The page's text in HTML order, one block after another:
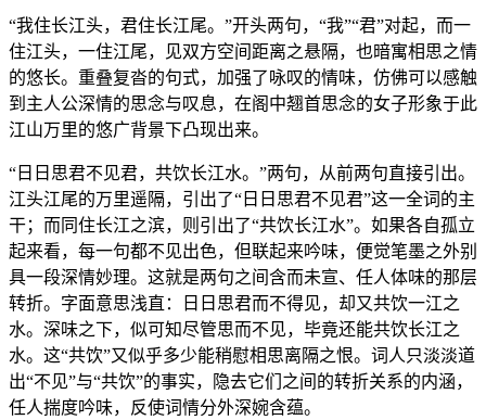
“我住长江头，君住长江尾。”开头两句，“我”“君”对起，而一
住江头，一住江尾，见双方空间距离之悬隔，也暗寓相思之情
的悠长。重叠复沓的句式，加强了咏叹的情味，仿佛可以感触
到主人公深情的思念与叹息，在阁中翘首思念的女子形象于此
江山万里的悠广背景下凸现出来。
“日日思君不见君，共饮长江水。”两句，从前两句直接引出。
江头江尾的万里遥隔，引出了“日日思君不见君”这一全词的主
干；而同住长江之滨，则引出了“共饮长江水”。如果各自孤立
起来看，每一句都不见出色，但联起来吟味，便觉笔墨之外别
具一段深情妙理。这就是两句之间含而未宣、任人体味的那层
转折。字面意思浅直：日日思君而不得见，却又共饮一江之
水。深味之下，似可知尽管思而不见，毕竟还能共饮长江之
水。这“共饮”又似乎多少能稍慰相思离隔之恨。词人只淡淡道
出“不见”与“共饮”的事实，隐去它们之间的转折关系的内涵，
任人揣度吟味，反使词情分外深婉含蕴。